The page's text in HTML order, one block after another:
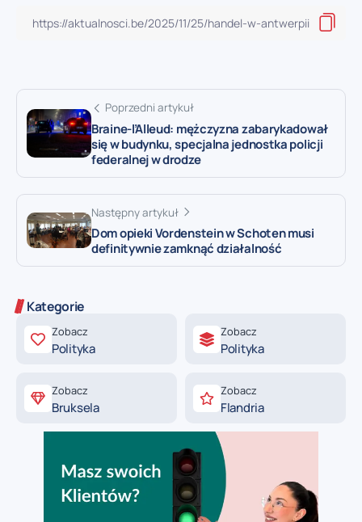
Poprzedni artykuł
Braine-l’Alleud: mężczyzna zabarykadował
się w budynku, specjalna jednostka policji
federalnej w drodze
Następny artykuł
Dom opieki Vordenstein w Schoten musi
definitywnie zamknąć działalność
Kategorie
Zobacz
Polityka
Zobacz
Polityka
Zobacz
Bruksela
Zobacz
Flandria